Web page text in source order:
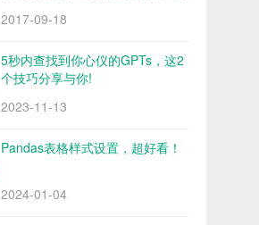
2017-09-18
5秒内查找到你心仪的GPTs，这2
个技巧分享与你!
2023-11-13
Pandas表格样式设置，超好看！
2024-01-04